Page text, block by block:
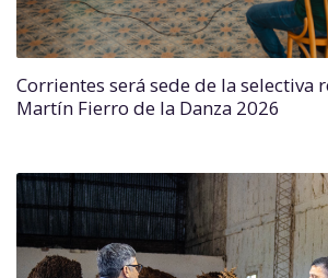
Corrientes será sede de la selectiva
Martín Fierro de la Danza 2026